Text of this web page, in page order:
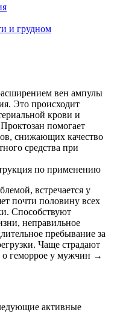
и грудном
вен ампулы
Это происходит
крови и
помогает
снижающих качество
средства при
встречается у
почти половину всех
Способствуют
неправильное
пребывание за
Чаще страдают
о геморрое у мужчин →
активные